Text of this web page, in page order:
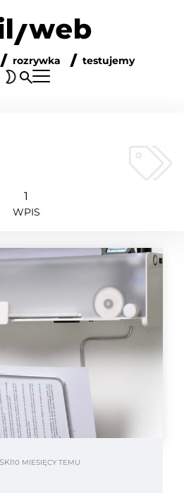
rozrywka testujemy
1
WPIS
10 MIESIĘCY TEMU